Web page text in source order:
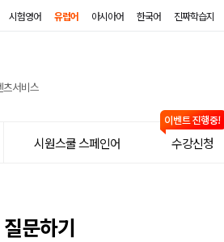
시험영어 유럽어 아시아어 한국어 진짜학습지
시원스쿨 스페인어 수강신청
문하기